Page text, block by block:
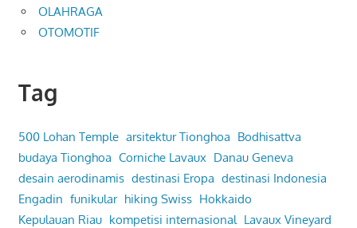
OLAHRAGA
OTOMOTIF
Tag
500 Lohan Temple arsitektur Tionghoa Bodhisattva
budaya Tionghoa Corniche Lavaux Danau Geneva
desain aerodinamis destinasi Eropa destinasi Indonesia
Engadin funikular hiking Swiss Hokkaido
Kepulauan Riau kompetisi internasional Lavaux Vineyard